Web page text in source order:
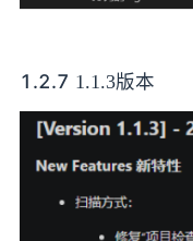
1.2.7 1.1.3版本